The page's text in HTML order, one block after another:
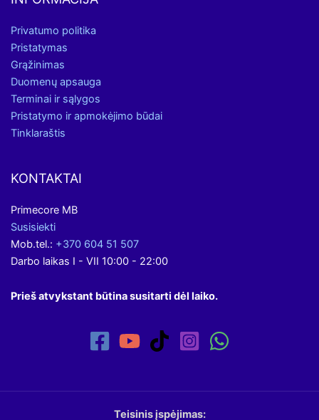
Privatumo politika
Pristatymas
Grąžinimas
Duomenų apsauga
Terminai ir sąlygos
Pristatymo ir apmokėjimo būdai
Tinklaraštis
KONTAKTAI
Primecore MB
Susisiekti
Mob.tel.: +370 604 51 507
Darbo laikas I - VII 10:00 - 22:00
Prieš atvykstant būtina susitarti dėl laiko.
Teisinis įspėjimas: